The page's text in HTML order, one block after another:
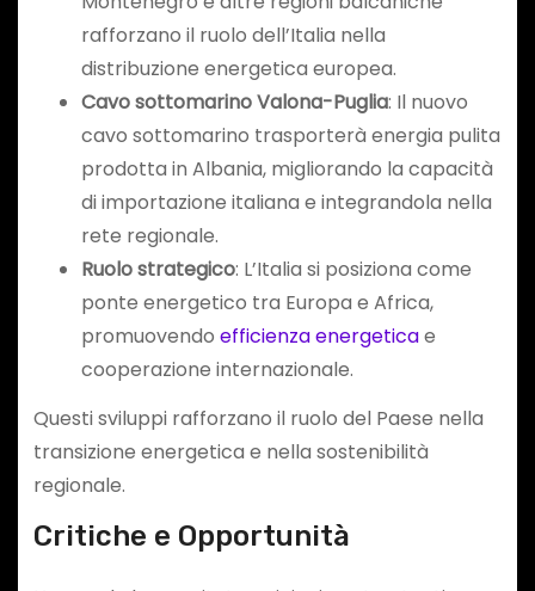
rafforzano il ruolo dell’Italia nella
distribuzione energetica europea.
Cavo sottomarino Valona-Puglia: Il nuovo
cavo sottomarino trasporterà energia pulita
prodotta in Albania, migliorando la capacità
di importazione italiana e integrandola nella
rete regionale.
Ruolo strategico: L’Italia si posiziona come
ponte energetico tra Europa e Africa,
promuovendo efficienza energeticae
cooperazione internazionale.
Questi sviluppi rafforzano il ruolo del Paese nella
transizione energetica e nella sostenibilità
regionale.
Critiche e Opportunità